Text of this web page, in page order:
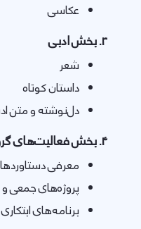
عکاسی
3. بخش ادبی
شعر
داستان کوتاه
دل‌نوشته و متن
4. بخش فعالیت‌های گروهی و کانونی
معرفی
پروژه‌های جمعی و
برنامه‌های